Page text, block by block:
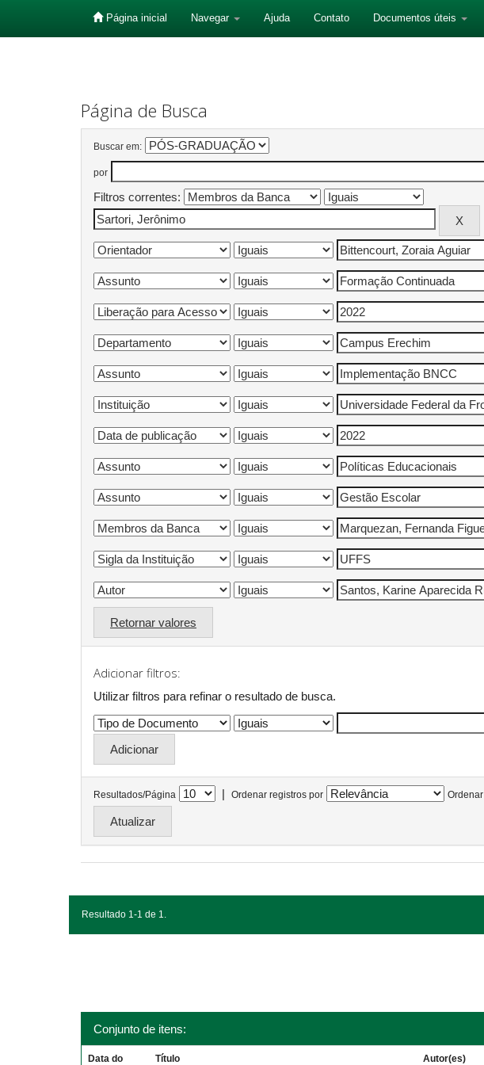
Página inicial Navegar Ajuda Contato Documentos úteis
Página de Busca
Buscar em:
por
Filtros correntes:
Retornar valores
Adicionar filtros:
Utilizar filtros para refinar o resultado de busca.
Resultados/Página | Ordenar registros por Ordenar
Resultado 1-1 de 1.
Conjunto de itens:
Data do Título Autor(es)